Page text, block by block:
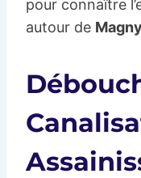
pour connaître
autour de